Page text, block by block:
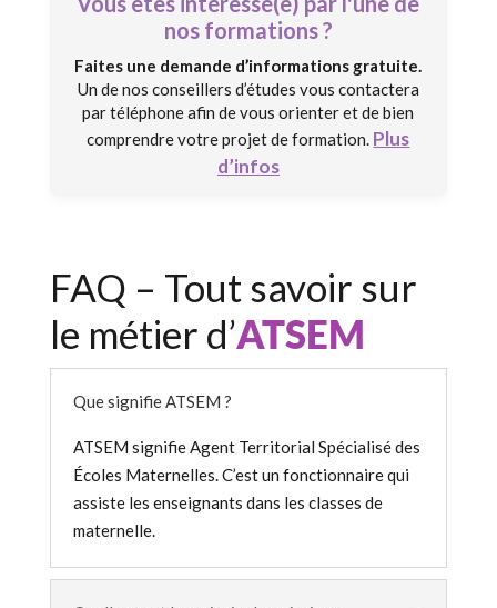
nos formations ?
Faites une demande d’informations gratuite.
Un de nos conseillers d’études vous contactera
par téléphone afin de vous orienter et de bien
comprendre votre projet de formation. Plus
d’infos
FAQ – Tout savoir sur
le métier d’ATSEM
Que signifie ATSEM ?
ATSEM signifie Agent Territorial Spécialisé des
Écoles Maternelles. C’est un fonctionnaire qui
assiste les enseignants dans les classes de
maternelle.